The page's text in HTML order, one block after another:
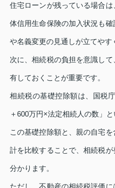
住宅ローンが残っている場合
体信用生命保険の加入状況も
や名義変更の見通しが立てやす
次に、相続税の負担を意識し
有しておくことが重要です。
相続税の基礎控除額は、国税
＋600万円×法定相続人の数」
この基礎控除額と、親の自宅
計を比較することで、相続税
分かります。
ただし、不動産の相続税評価